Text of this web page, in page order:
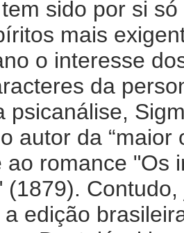
sido por si
mais
o interesse
da
psicanálise,
autor da “maior
ao romance "Os
(1879).
edição